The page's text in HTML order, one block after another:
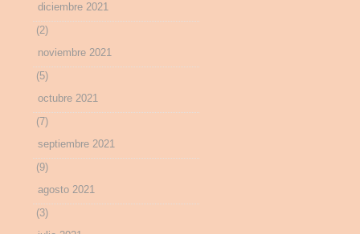
diciembre 2021
(2)
noviembre 2021
(5)
octubre 2021
(7)
septiembre 2021
(9)
agosto 2021
(3)